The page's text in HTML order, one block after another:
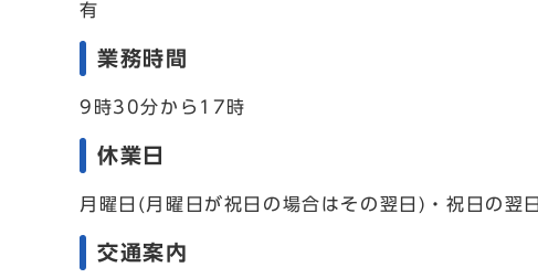
有
業務時間
9時30分から17時
休業日
月曜日(月曜日が祝日の場合はその翌日)・祝日の
交通案内